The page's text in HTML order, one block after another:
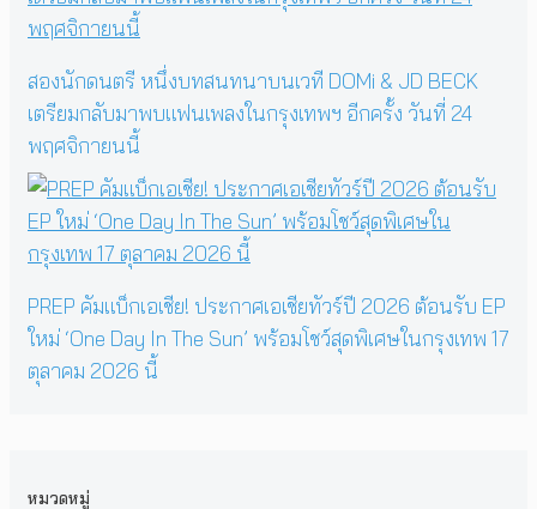
สองนักดนตรี หนึ่งบทสนทนาบนเวที DOMi & JD BECK
เตรียมกลับมาพบแฟนเพลงในกรุงเทพฯ อีกครั้ง วันที่ 24
พฤศจิกายนนี้
PREP คัมแบ็กเอเชีย! ประกาศเอเชียทัวร์ปี 2026 ต้อนรับ EP
ใหม่ ‘One Day In The Sun’ พร้อมโชว์สุดพิเศษในกรุงเทพ 17
ตุลาคม 2026 นี้
หมวดหมู่